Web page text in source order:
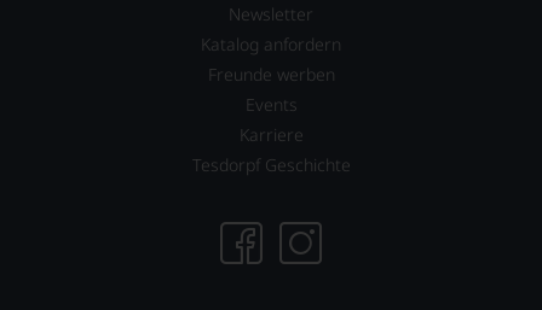
Newsletter
Katalog anfordern
Freunde werben
Events
Karriere
Tesdorpf Geschichte